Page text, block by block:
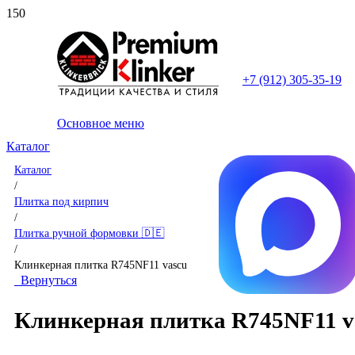
+7 (912) 305-35-19
Основное меню
Каталог
Каталог
/
Плитка под кирпич
/
Плитка ручной формовки 🇩🇪
/
Клинкерная плитка R745NF11 vascu
Вернуться
Клинкерная плитка R745NF11